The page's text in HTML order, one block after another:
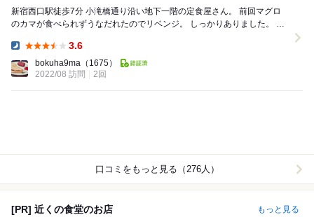
新宿西口駅徒歩7分 小滝橋通り沿い地下一階の定食屋さん。 前回マグロ
のカマが食べられずうなだれたのでリベンジ。 しっかりありました。 提
3.6
bokuha9ma （1675）
2022/08 訪問
2回
口コミをもっと見る（276人）
[PR] 近くの食堂のお店 もっと見る